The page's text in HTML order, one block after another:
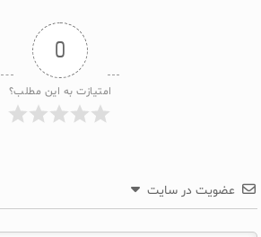
0
امتیازت به این مطلب؟
عضویت در سایت